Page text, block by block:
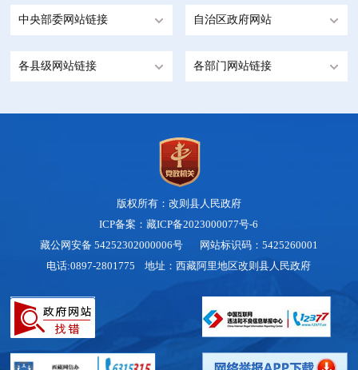
中央部委网站链接 自治区政府网站
各县级网站链接 各部门网站链接
版权所有：改则县人民政府
ICP备案：藏ICP备2023000077号-6
藏公网安备 54252302000006号网站标识码：5425260001
电话:0897-2801775 地址：西藏阿里地区改则县人民政府